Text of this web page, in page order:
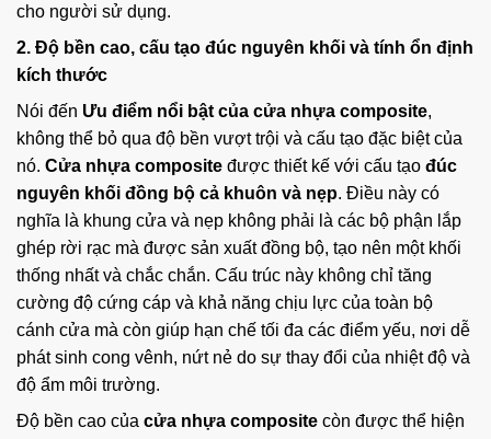
cho người sử dụng.
2. Độ bền cao, cấu tạo đúc nguyên khối và tính ổn định
kích thước
Nói đến Ưu điểm nổi bật của cửa nhựa composite,
không thể bỏ qua độ bền vượt trội và cấu tạo đặc biệt của
nó. Cửa nhựa composite được thiết kế với cấu tạo đúc
nguyên khối đồng bộ cả khuôn và nẹp. Điều này có
nghĩa là khung cửa và nẹp không phải là các bộ phận lắp
ghép rời rạc mà được sản xuất đồng bộ, tạo nên một khối
thống nhất và chắc chắn. Cấu trúc này không chỉ tăng
cường độ cứng cáp và khả năng chịu lực của toàn bộ
cánh cửa mà còn giúp hạn chế tối đa các điểm yếu, nơi dễ
phát sinh cong vênh, nứt nẻ do sự thay đổi của nhiệt độ và
độ ẩm môi trường.
Độ bền cao của cửa nhựa composite còn được thể hiện